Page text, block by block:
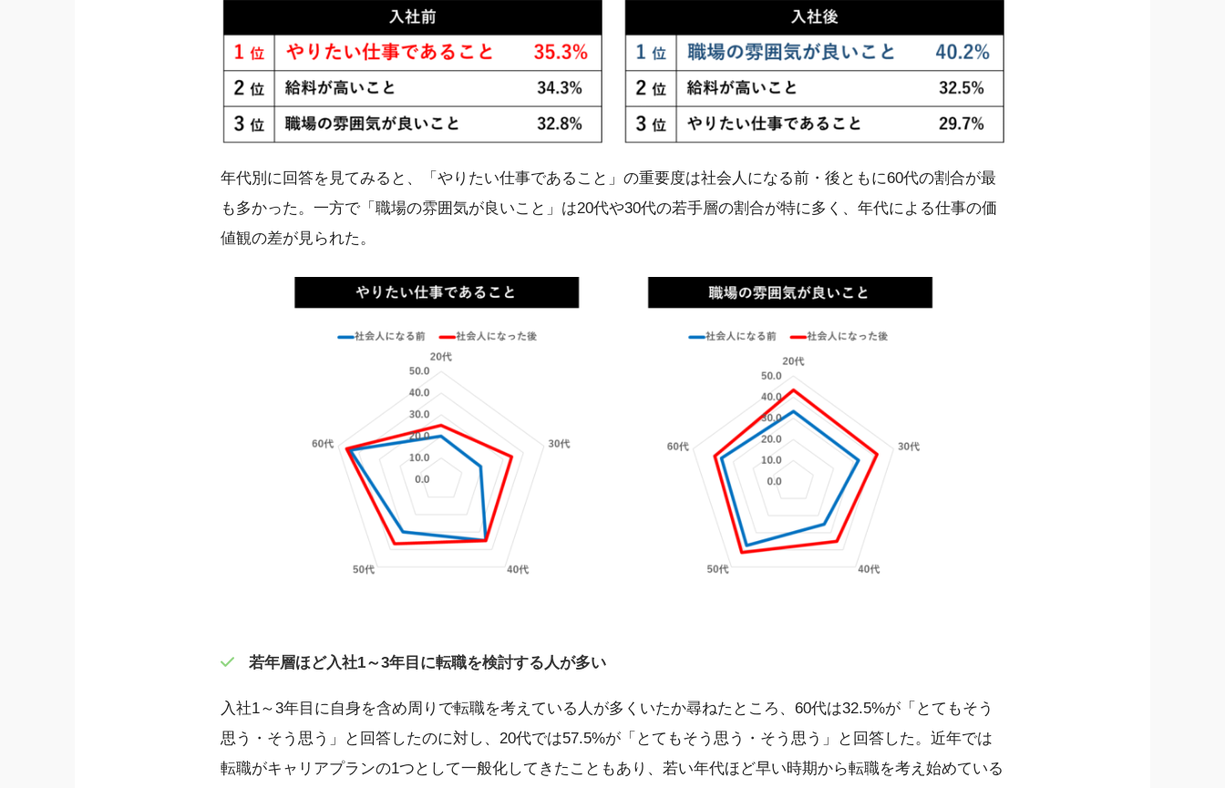
年代別に回答を見てみると、「やりたい仕事であること」の重要度は社会人になる前・後ともに60代の割合が最
も多かった。一方で「職場の雰囲気が良いこと」は20代や30代の若手層の割合が特に多く、年代による仕事の価
値観の差が見られた。
若年層ほど入社1～3年目に転職を検討する人が多い
入社1～3年目に自身を含め周りで転職を考えている人が多くいたか尋ねたところ、60代は32.5%が「とてもそう
思う・そう思う」と回答したのに対し、20代では57.5%が「とてもそう思う・そう思う」と回答した。近年では
転職がキャリアプランの1つとして一般化してきたこともあり、若い年代ほど早い時期から転職を考え始めている